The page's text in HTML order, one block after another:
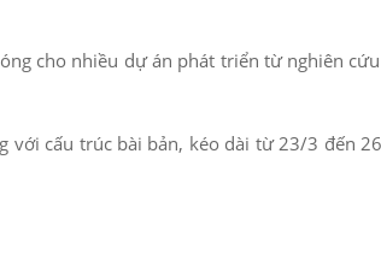
cho nhiều dự án phát triển từ nghiên
với cấu trúc bài bản, kéo dài từ 23/3 đến